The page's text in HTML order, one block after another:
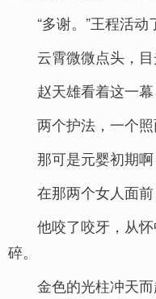
“多谢。”王程活动
云霄微微点头，
赵天雄看着这一幕
两个护法，一个照
那可是元婴初期
在那两个女人面前
他咬了咬牙，从
碎。
金色的光柱冲天